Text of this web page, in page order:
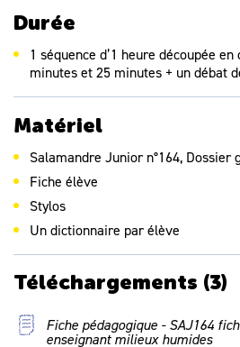
Découvrir différents modes de
animaux.
EMI :
erreurs.
EMC - Le débat : Avons-nous
humides ?
Prendre part à un débat : prendre
autres, écouter autrui, formuler et
point de vue.
Durée
1 séquence d’1 heure découpée
minutes et 25 minutes + un débat
Matériel
Salamandre Junior n°164, Dossier
Fiche élève
Stylos
Un dictionnaire par élève
Téléchargements (3)
Fiche pédagogique - SAJ164
enseignant milieux humides